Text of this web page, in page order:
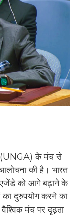
(UNGA) के मंच से
की है। भारत
एजेंडे को आगे बढ़ाने के
का दुरुपयोग करने का
मंच पर दृढ़ता